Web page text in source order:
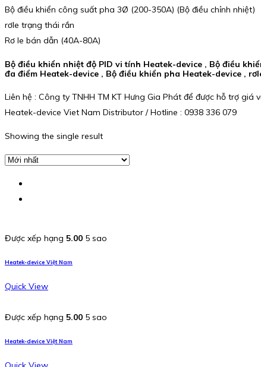
Bộ điều khiển công suất pha 3Ø (200-350A) (Bộ điều chỉnh nhiệt)
rơle trạng thái rắn
Rơ le bán dẫn (40A-80A)
Bộ điều khiển nhiệt độ PID vi tính Heatek-device , Bộ điều
đa điểm Heatek-device , Bộ điều khiển pha Heatek-device ,
Liên hệ : Công ty TNHH TM KT Hưng Gia Phát để được hỗ trợ
Heatek-device Viet Nam Distributor / Hotline : 0938 336 079
Showing the single result
Được xếp hạng 5.00 5 sao
Heatek-device Việt Nam
Quick View
Được xếp hạng 5.00 5 sao
Heatek-device Việt Nam